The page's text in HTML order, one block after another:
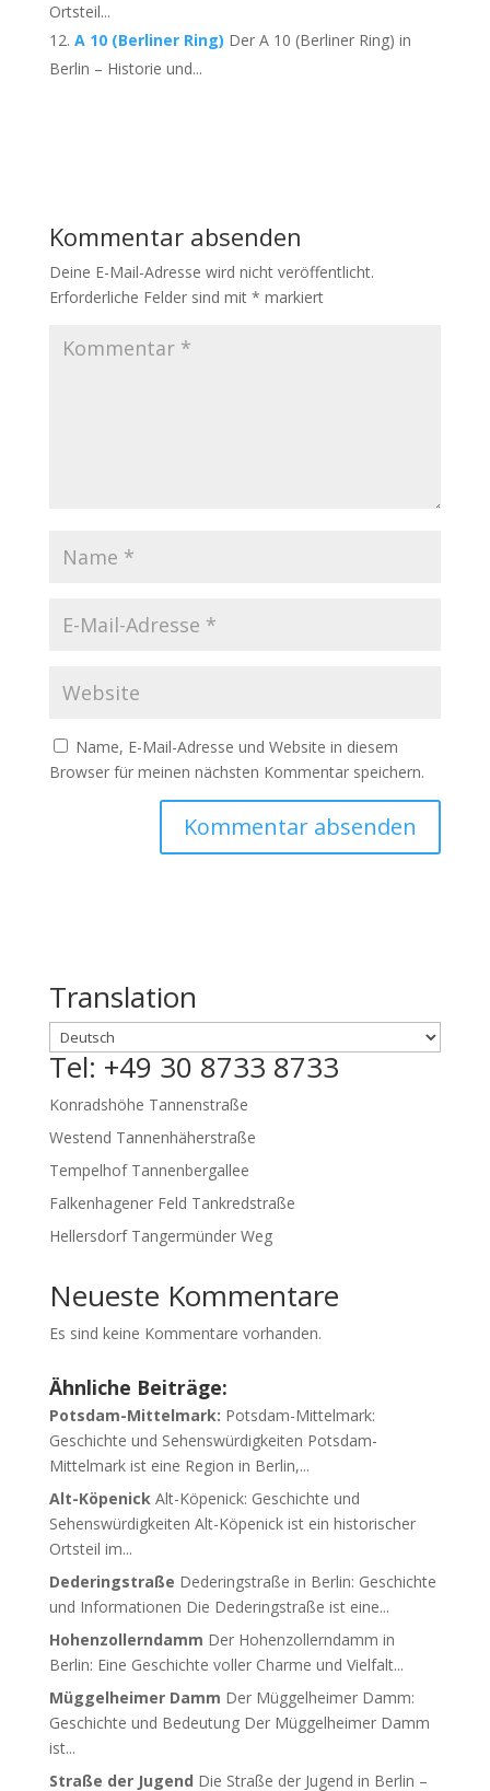
Ortsteil...
A 10 (Berliner Ring) Der A 10 (Berliner Ring) in
Berlin – Historie und...
Kommentar absenden
Deine E-Mail-Adresse wird nicht veröffentlicht.
Erforderliche Felder sind mit * markiert
Name, E-Mail-Adresse und Website in diesem
Browser für meinen nächsten Kommentar speichern.
Translation
Tel: +49 30 8733 8733
Konradshöhe Tannenstraße
Westend Tannenhäherstraße
Tempelhof Tannenbergallee
Falkenhagener Feld Tankredstraße
Hellersdorf Tangermünder Weg
Neueste Kommentare
Es sind keine Kommentare vorhanden.
Ähnliche Beiträge:
Potsdam-Mittelmark: Potsdam-Mittelmark:
Geschichte und Sehenswürdigkeiten Potsdam-
Mittelmark ist eine Region in Berlin,...
Alt-Köpenick Alt-Köpenick: Geschichte und
Sehenswürdigkeiten Alt-Köpenick ist ein historischer
Ortsteil im...
Dederingstraße Dederingstraße in Berlin: Geschichte
und Informationen Die Dederingstraße ist eine...
Hohenzollerndamm Der Hohenzollerndamm in
Berlin: Eine Geschichte voller Charme und Vielfalt...
Müggelheimer Damm Der Müggelheimer Damm:
Geschichte und Bedeutung Der Müggelheimer Damm
ist...
Straße der Jugend Die Straße der Jugend in Berlin –